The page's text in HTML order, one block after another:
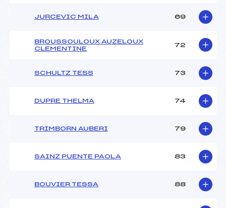
JURCEVIC MILA 69
BROUSSOULOUX AUZELOUX
CLEMENTINE
72
SCHULTZ TESS 73
DUPRE THELMA 74
TRIMBORN AUBERI 79
SAINZ PUENTE PAOLA 83
BOUVIER TESSA 88